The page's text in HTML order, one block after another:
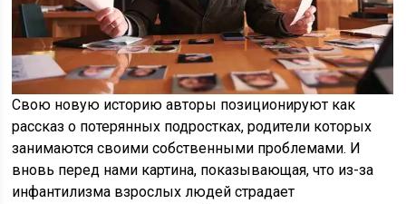
Свою новую историю авторы позиционируют как
рассказ о потерянных подростках, родители которых
занимаются своими собственными проблемами. И
вновь перед нами картина, показывающая, что из-за
инфантилизма взрослых людей страдает